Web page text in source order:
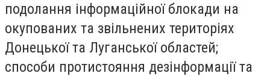
подолання інформаційної блокади на
окупованих та звільнених територіях
Донецької та Луганської областей;
способи протистояння дезінформації та